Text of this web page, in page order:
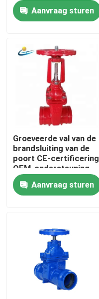
Huis
Over ons
Fabrieksrondleiding
Kwaliteitscontrole
Nieuws
Gevallen
Aanvraag sturen
Groeveerde val van de
brandsluiting van de
poort CE-certificering
OEM-ondersteuning
Aanvraag sturen